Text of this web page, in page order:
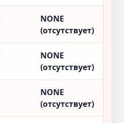
NONE
(отсутствует)
NONE
(отсутствует)
NONE
(отсутствует)